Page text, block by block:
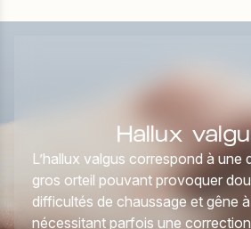
Hallux
L’hallux valgus correspond à une
gros orteil pouvant provoquer
difficultés de chaussage et gêne
nécessitant parfois une